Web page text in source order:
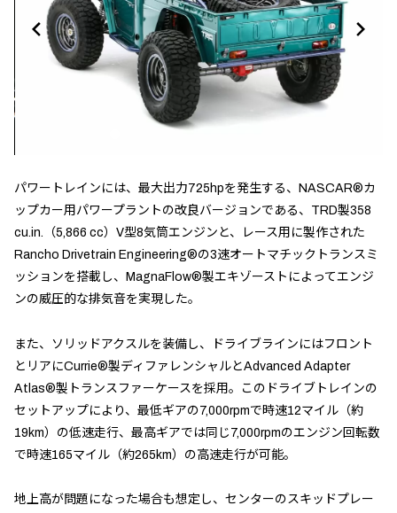
パワートレインには、最大出力725hpを発生する、NASCAR®カ
ップカー用パワープラントの改良バージョンである、TRD製358
cu.in.（5,866 cc）V型8気筒エンジンと、レース用に製作された
Rancho Drivetrain Engineering®の3速オートマチックトランスミ
ッションを搭載し、MagnaFlow®製エキゾーストによってエンジ
ンの威圧的な排気音を実現した。
また、ソリッドアクスルを装備し、ドライブラインにはフロント
とリアにCurrie®製ディファレンシャルとAdvanced Adapter
Atlas®製トランスファーケースを採用。このドライブトレインの
セットアップにより、最低ギアの7,000rpmで時速12マイル（約
19km）の低速走行、最高ギアでは同じ7,000rpmのエンジン回転数
で時速165マイル（約265km）の高速走行が可能。
地上高が問題になった場合も想定し、センターのスキッドプレー